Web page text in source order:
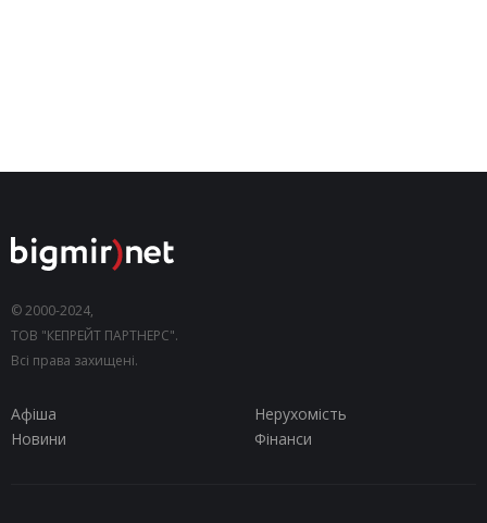
© 2000-2024,
ТОВ "КЕПРЕЙТ ПАРТНЕРС".
Всі права захищені.
Афіша
Нерухомість
Новини
Фінанси